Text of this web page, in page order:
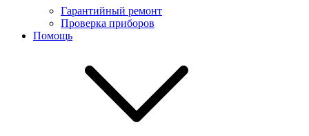
Гарантийный ремонт
Проверка приборов
Помощь